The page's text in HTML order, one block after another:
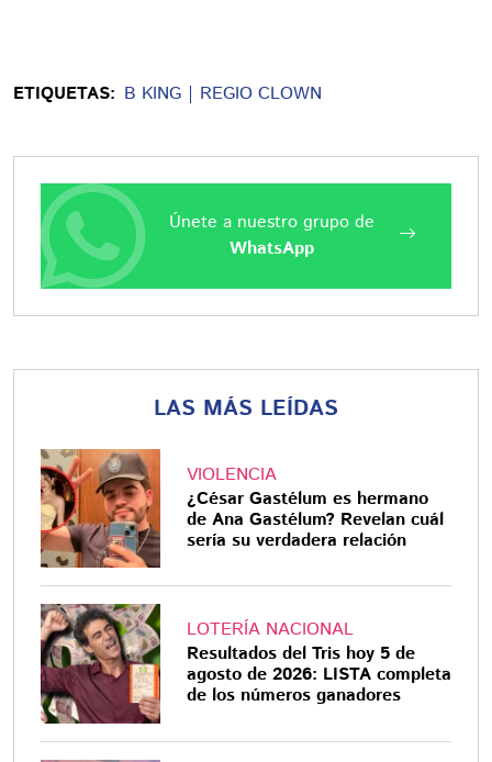
ETIQUETAS: B KING REGIO CLOWN
Únete a nuestro grupo de
WhatsApp
LAS MÁS LEÍDAS
VIOLENCIA
¿César Gastélum es hermano
de Ana Gastélum? Revelan cuál
sería su verdadera relación
LOTERÍA NACIONAL
Resultados del Tris hoy 5 de
agosto de 2026: LISTA completa
de los números ganadores